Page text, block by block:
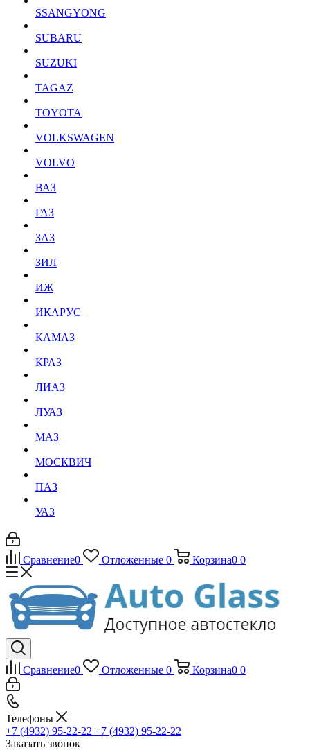
SSANGYONG
SUBARU
SUZUKI
TAGAZ
TOYOTA
VOLKSWAGEN
VOLVO
ВАЗ
ГАЗ
ЗАЗ
ЗИЛ
ИЖ
ИКАРУС
КАМАЗ
КРАЗ
ЛИАЗ
ЛУАЗ
МАЗ
МОСКВИЧ
ПАЗ
УАЗ
Сравнение0 Отложенные 0 Корзина0 0
Сравнение0 Отложенные 0 Корзина0 0
Телефоны
+7 (4932) 95-22-22 +7 (4932) 95-22-22
Заказать звонок